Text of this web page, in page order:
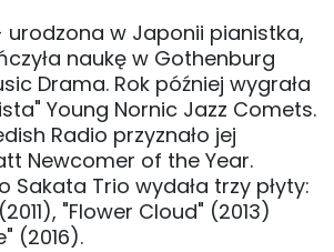
urodzona w Japonii pianistka,
naukę w Gothenburg
Drama. Rok później wygrała
Young Nornic Jazz Comets.
Radio przyznało jej
Newcomer of the Year.
Sakata Trio wydała trzy płyty:
"Flower Cloud" (2013)
(2016).